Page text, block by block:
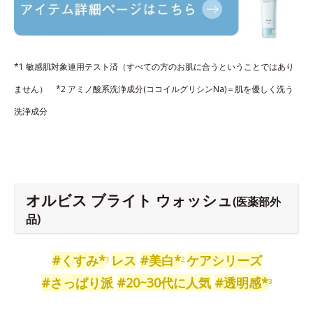
*1 敏感肌対象連用テスト済（すべての方のお肌に合うということではあり
ません） *2 アミノ酸系洗浄成分(ココイルグリシンNa)＝肌を優しく洗う
洗浄成分
オルビス ブライト ウォッシュ(医薬部外
品)
#くすみ*1 レス #美白*2 ケアシリーズ
#さっぱり派 #20~30代に人気 #透明感*3